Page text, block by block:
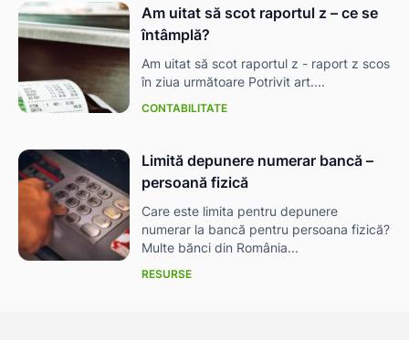
Am uitat să scot raportul z – ce se
întâmplă?
Am uitat să scot raportul z - raport z scos
în ziua următoare Potrivit art....
CONTABILITATE
Limită depunere numerar bancă –
persoană fizică
Care este limita pentru depunere
numerar la bancă pentru persoana fizică?
Multe bănci din România...
RESURSE